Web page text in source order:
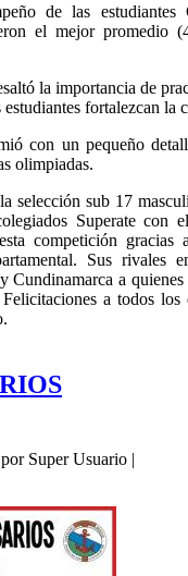
de las estudiantes
el mejor promedio
la importancia de
fortalezcan la
con un pequeño
olimpiadas.
selección sub 17
Superate con
competición gracias
Sus rivales
a quienes
a todos los
Super Usuario |